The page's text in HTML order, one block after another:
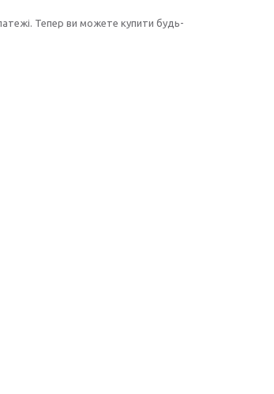
Тепер ви можете купити будь-